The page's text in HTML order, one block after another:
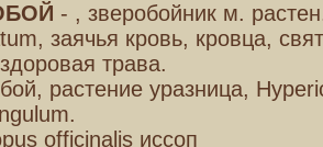
- , зверобойник м.
заячья кровь, кровца,
трава.
растение уразница,
officinalis иссоп